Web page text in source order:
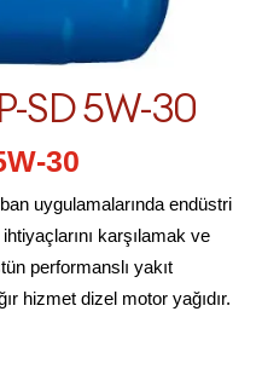
SD 5W-30
30
uygulamalarında endüstri
karşılamak ve
performanslı yakıt
hizmet dizel motor yağıdır.